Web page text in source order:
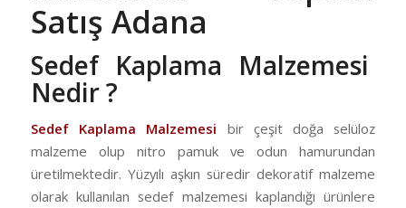
Satış Adana
Sedef Kaplama Malzemesi
Nedir ?
Sedef Kaplama Malzemesi bir çeşit doğa selüloz
malzeme olup nitro pamuk ve odun hamurundan
üretilmektedir. Yüzyılı aşkın süredir dekoratif malzeme
olarak kullanılan sedef malzemesi kaplandığı ürünlere